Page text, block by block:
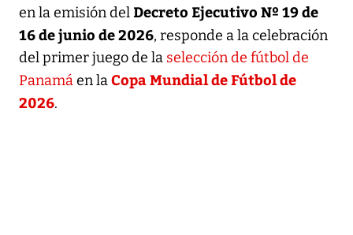
en la emisión del Decreto Ejecutivo Nº 19 de
16 de junio de 2026, responde a la celebración
del primer juego de la selección de fútbol de
Panamáen laCopa Mundial de Fútbol de
2026.